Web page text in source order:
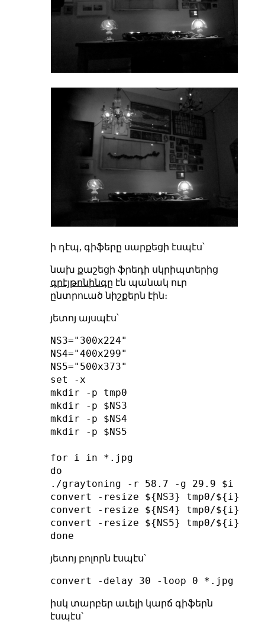
ի դէպ, գիֆերը սարքեցի էսպէս՝
նախ քաշեցի ֆրեդի սկրիպտերից
գրէյթոնինգը էն պանակ ուր
ընտրուած նիշքերն էին։
յետոյ այսպէս՝
NS3="300x224"
NS4="400x299"
NS5="500x373"
set -x
mkdir -p tmp0
mkdir -p $NS3
mkdir -p $NS4
mkdir -p $NS5
for i in *.jpg
do
./graytoning -r 58.7 -g 29.9 $i
convert -resize ${NS3} tmp0/
convert -resize ${NS4} tmp0/
convert -resize ${NS5} tmp0/
յետոյ բոլորն էսպէս՝
իսկ տարբեր աւելի կարճ գիֆերն
էսպէս՝